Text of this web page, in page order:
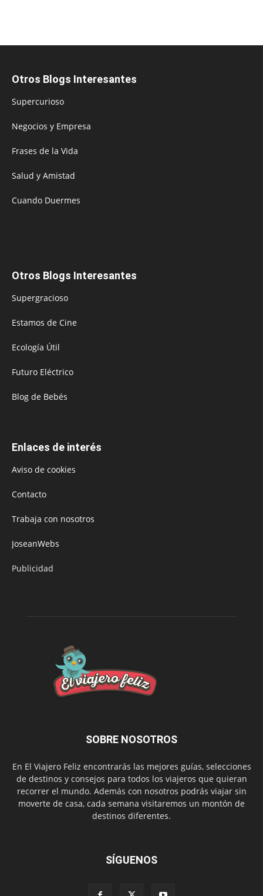
Otros Blogs Interesantes
Supercurioso
Negocios y Empresa
Frases de la Vida
Salud y Amistad
Cuando Duermes
Otros Blogs Interesantes
Supergracioso
Estamos de Cine
Ecología Útil
Futuro Eléctrico
Blog de Bebés
Enlaces de interés
Aviso de cookies
Contacto
Trabaja con nosotros
JoseanWebs
Publicidad
SOBRE NOSOTROS
En El Viajero Feliz encontrarás las mejores guías, selecciones
de destinos y consejos para todos los viajeros que quieran
recorrer el mundo. Además con nosotros podrás viajar sin
moverte de casa, cada semana visitaremos un montón de
destinos diferentes.
SÍGUENOS